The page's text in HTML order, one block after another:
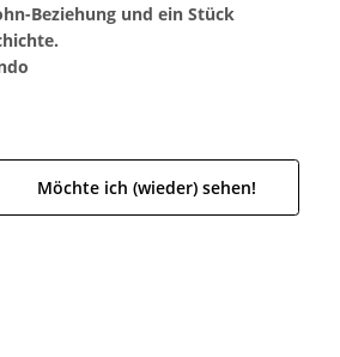
Beziehung und ein Stück
Möchte ich (wieder) sehen!